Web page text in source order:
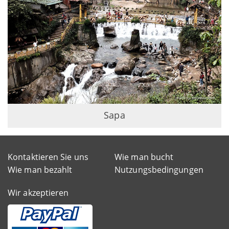
Sapa
Kontaktieren Sie uns
Wie man bucht
Wie man bezahlt
Nutzungsbedingungen
Wir akzeptieren